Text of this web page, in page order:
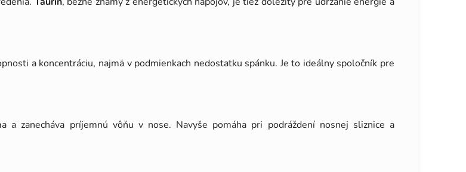
a koncentráciu, najmä v podmienkach nedostatku spánku. Je to ideálny spoločník pre
a zanecháva príjemnú vôňu v nose. Navyše pomáha pri podráždení nosnej sliznice a